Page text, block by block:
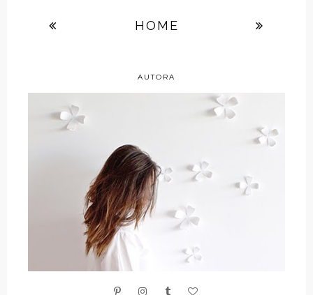
HOME
AUTORA